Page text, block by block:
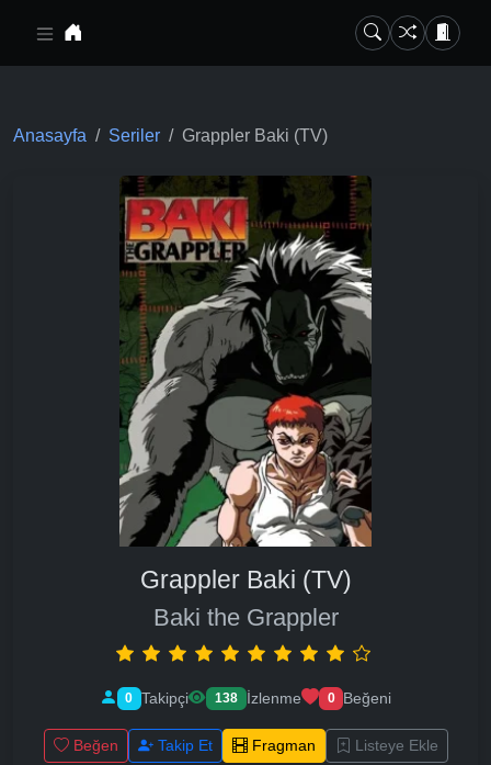
Anasayfa Seriler Grappler Baki (TV)
Grappler Baki (TV)
Baki the Grappler
0 Takipçi 138 İzlenme 0 Beğeni
Beğen Takip Et Fragman Listeye Ekle